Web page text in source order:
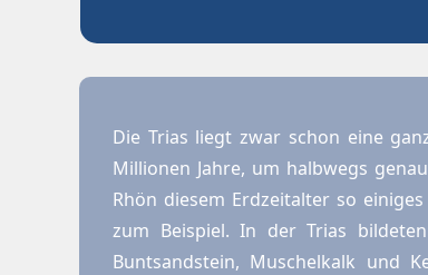
Die Trias liegt zwar schon eine
Millionen Jahre, um halbwegs
Rhön diesem Erdzeitalter so
zum Beispiel. In der Trias
Buntsandstein, Muschelkalk und